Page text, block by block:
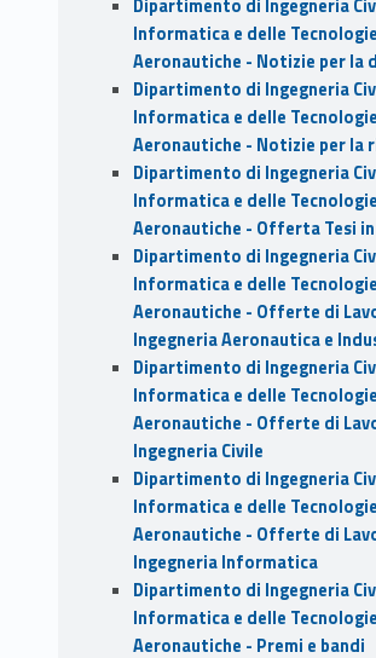
Dipartimento di Ingegneria
Informatica e delle Tecnologie
Aeronautiche - Notizie per la
Dipartimento di Ingegneria
Informatica e delle Tecnologie
Aeronautiche - Notizie per la
Dipartimento di Ingegneria
Informatica e delle Tecnologie
Aeronautiche - Offerta Tesi
Dipartimento di Ingegneria
Informatica e delle Tecnologie
Aeronautiche - Offerte di
Ingegneria Aeronautica e
Dipartimento di Ingegneria
Informatica e delle Tecnologie
Aeronautiche - Offerte di
Ingegneria Civile
Dipartimento di Ingegneria
Informatica e delle Tecnologie
Aeronautiche - Offerte di
Ingegneria Informatica
Dipartimento di Ingegneria
Informatica e delle Tecnologie
Aeronautiche - Premi e bandi